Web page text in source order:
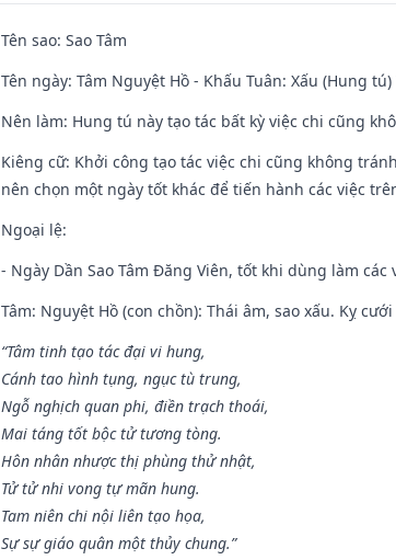
Tên sao: Sao Tâm
Tên ngày: Tâm Nguyệt Hồ - Khấu Tuân: Xấu (Hung
Nên làm: Hung tú này tạo tác bất kỳ việc chi cũng
Kiêng cữ: Khởi công tạo tác việc chi cũng không
nên chọn một ngày tốt khác để tiến hành các việc
Ngoại lệ:
- Ngày Dần Sao Tâm Đăng Viên, tốt khi dùng làm các
Tâm: Nguyệt Hồ (con chồn): Thái âm, sao xấu. Kỵ
“Tâm tinh tạo tác đại vi hung,
Cánh tao hình tụng, ngục tù trung,
Ngỗ nghịch quan phi, điền trạch thoái,
Mai táng tốt bộc tử tương tòng.
Hôn nhân nhược thị phùng thử nhật,
Tử tử nhi vong tự mãn hung.
Tam niên chi nội liên tạo họa,
Sự sự giáo quân một thủy chung.”